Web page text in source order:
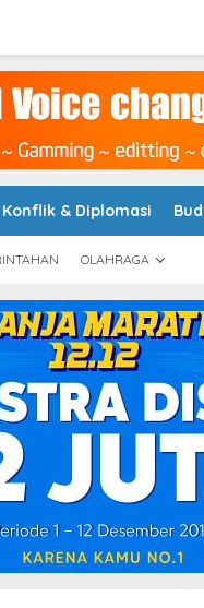
Konflik & Diplomasi
OLAHRAGA